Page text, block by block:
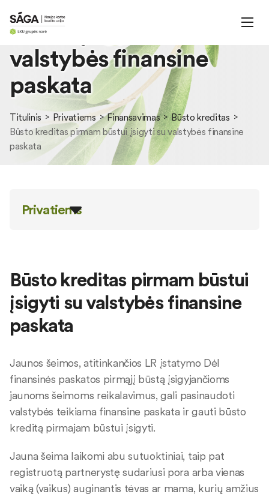
būstui įsigyti su
valstybės finansine
paskata
Titulinis Privatiems Finansavimas
Būsto kreditas
Būsto kreditas pirmam būstui įsigyti su valstybės finansine
paskata
Privatiems
Būsto kreditas pirmam būstui
įsigyti su valstybės finansine
paskata
Jaunos šeimos, atitinkančios LR įstatymo Dėl
finansinės paskatos pirmąjį būstą įsigyjančioms
jaunoms šeimoms reikalavimus, gali pasinaudoti
valstybės teikiama finansine paskata ir gauti būsto
kreditą pirmajam būstui įsigyti.
Jauna šeima laikomi abu sutuoktiniai, taip pat
registruotą partnerystę sudariusi pora arba vienas
vaiką (vaikus) auginantis tėvas ar mama, kurių amžius